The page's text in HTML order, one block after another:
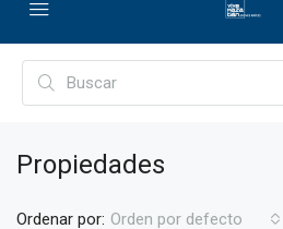
Propiedades
Ordenar por: Orden por defecto